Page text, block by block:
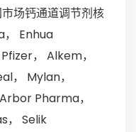
场钙通道调节剂核
Enhua
， Alkem，
， Mylan，
Pharma，
， Selik